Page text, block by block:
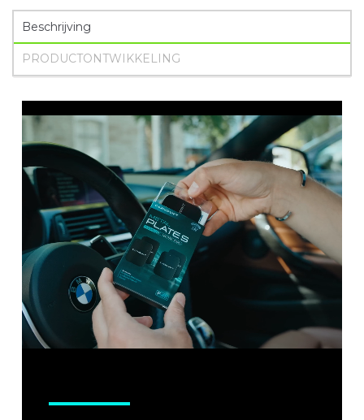
Beschrijving
PRODUCTONTWIKKELING